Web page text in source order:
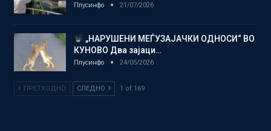
Плусинфо 21/07/2026
„НАРУШЕНИ МЕЃУЗАЈАЧКИ ОДНОСИ“ ВО
КУНОВО Два зајаци…
Плусинфо 24/05/2026
ПРЕТХОДНО СЛЕДНО 1 of 169